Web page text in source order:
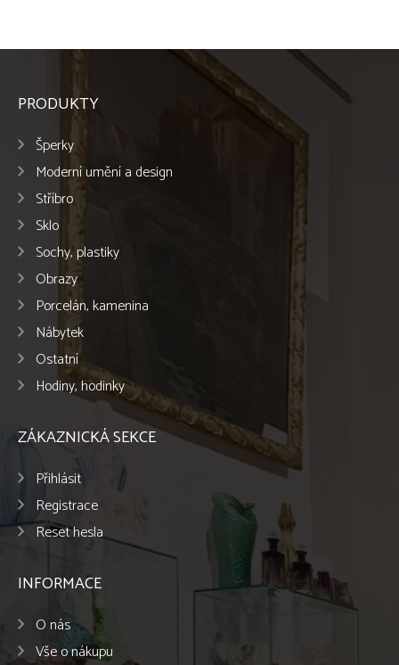
PRODUKTY
Šperky
Moderní umění a design
Stříbro
Sklo
Sochy, plastiky
Obrazy
Porcelán, kamenina
Nábytek
Ostatní
Hodiny, hodinky
ZÁKAZNICKÁ SEKCE
Přihlásit
Registrace
Reset hesla
INFORMACE
O nás
Vše o nákupu